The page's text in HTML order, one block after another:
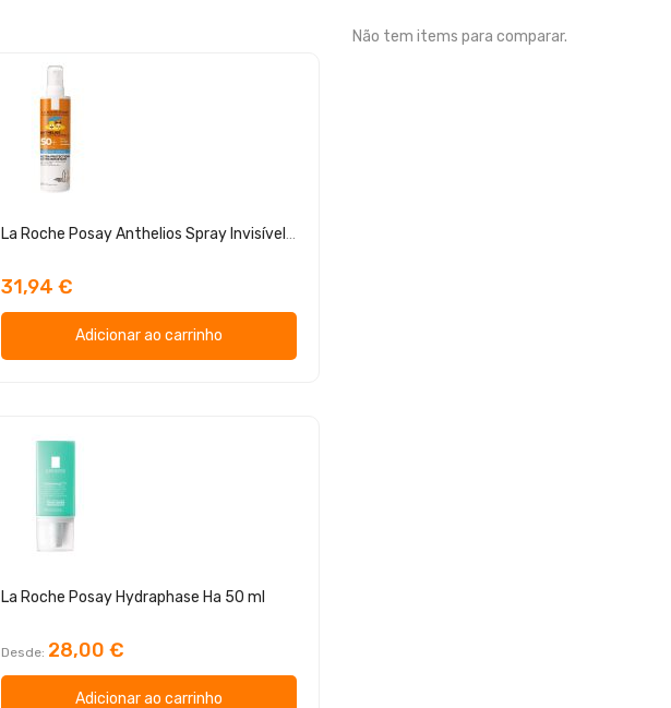
La Roche Posay Anthelios Spray Invisível Dermopediatrics Fps 50+ 200 ml
31,94 €
Adicionar ao carrinho
La Roche Posay Hydraphase Ha 50 ml
Desde 28,00 €
Adicionar ao carrinho
Não tem items para comparar.